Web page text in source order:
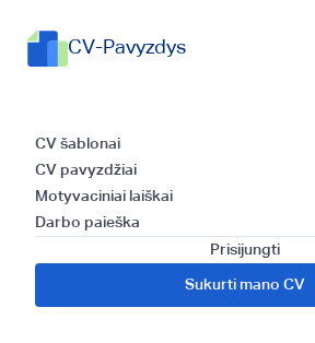
CV-Pavyzdys
CV šablonai
CV pavyzdžiai
Motyvaciniai laiškai
Darbo paieška
Prisijungti
Sukurti mano CV
CV šablonas ir
patarimai: kaip
sėkmingai
Operacijų